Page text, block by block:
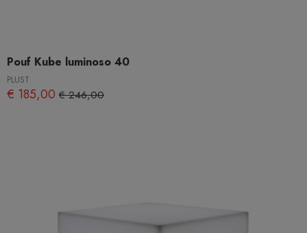
Pouf Kube luminoso 40
PLUST
€ 185,00 € 246,00